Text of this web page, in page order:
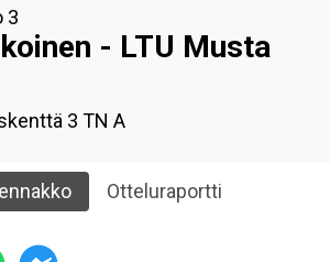
3
- LTU Musta
3 TN A
Otteluraportti